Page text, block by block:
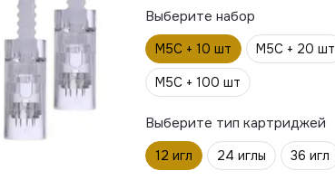
Выберите набор
M5C + 10 шт M5C + 20 шт
M5C + 100 шт
Выберите тип картриджей
12 игл 24 иглы 36 игл